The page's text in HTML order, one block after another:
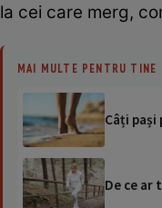
la cei care merg,
MAI MULTE PENTRU TINE
Câți pași
De ce ar